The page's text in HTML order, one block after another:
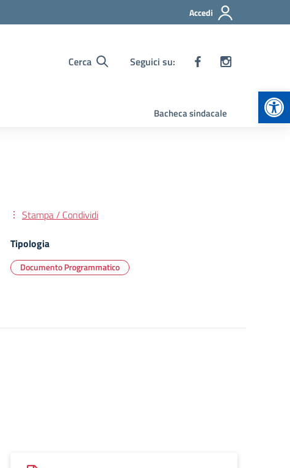
Accedi
Cerca Seguici su:
Bacheca sindacale
Stampa / Condividi
Tipologia
Documento Programmatico